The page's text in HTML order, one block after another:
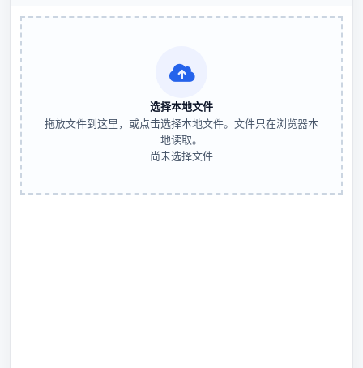
选择本地文件
拖放文件到这里，或点击选择本地文件。文件只在浏览器本
地读取。
尚未选择文件